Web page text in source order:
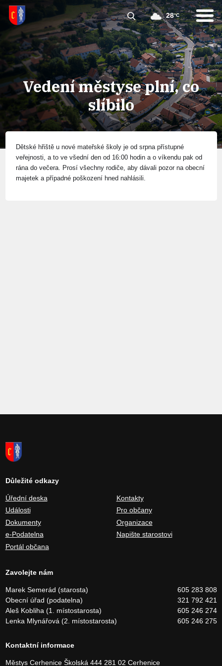
28°C
Vedení městyse plní, co
slíbilo
Dětské hřiště u nové mateřské školy je od srpna přístupné
veřejnosti, a to ve všední den od 16:00 hodin a o víkendu pak od
rána do večera. Prosí všechny rodiče, aby dávali pozor na obecní
majetek a případné poškození hned nahlásili.
Důležité odkazy
Úřední deska
Události
Dokumenty
e-Podatelna
Portál občana
Kontakty
Pro občany
Organizace
Napište starostovi
Zavolejte nám
Marek Semerád (starosta)
605 283 808
Obecní úřad (podatelna)
321 792 421
Aleš Kobliha (1. místostarosta)
605 246 274
Lenka Mlynářová (2. místostarosta)
605 246 275
Kontaktní informace
Městys CerheniceŠkolská 444281 02 Cerhenice